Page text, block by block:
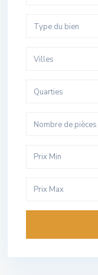
Type du bien
Villes
Quarties
Nombre de pièces